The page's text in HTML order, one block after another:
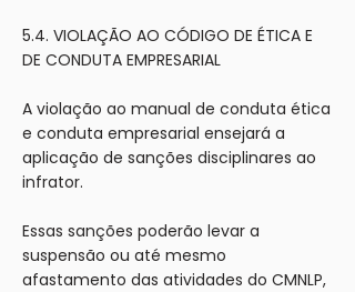
5.4. VIOLAÇÃO AO CÓDIGO DE ÉTICA E
DE CONDUTA EMPRESARIAL
A violação ao manual de conduta ética
e conduta empresarial ensejará a
aplicação de sanções disciplinares ao
infrator.
Essas sanções poderão levar a
suspensão ou até mesmo
afastamento das atividades do CMNLP,